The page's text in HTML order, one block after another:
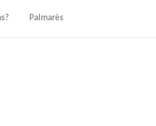
Palmarès